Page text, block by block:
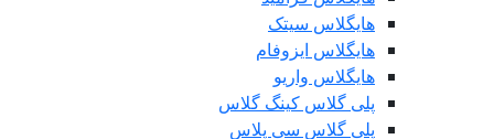
هایگلاس سیتک
هایگلاس ایزوفام
هایگلاس واریو
پلی گلاس کینگ گلاس
پلی گلاس سی پلاس